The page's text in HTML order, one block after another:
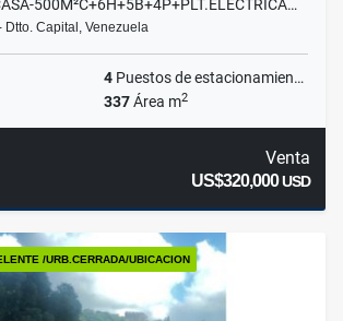
500M²C+6H+5B+4P+PLT.ELECTRICA…
Dtto. Capital, Venezuela
4 Puestos de estacionamientos
337Área m2
Venta
US$320,000USD
/URB.CERRADA/UBICACION